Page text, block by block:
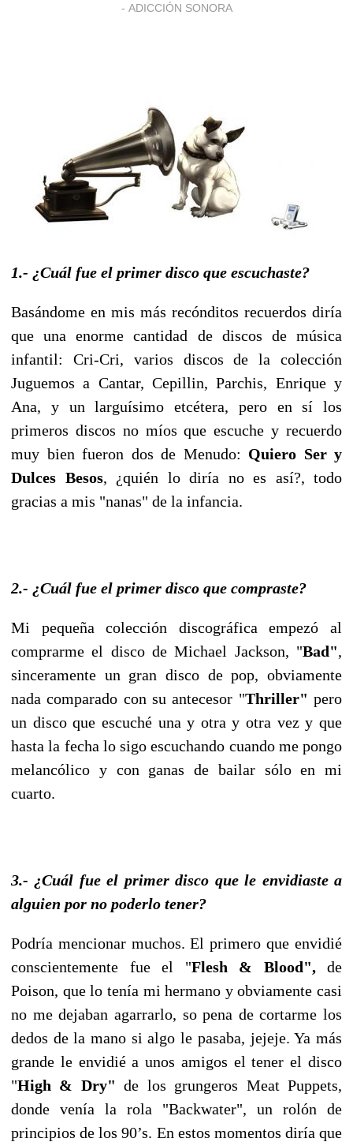
- ADICCIÓN SONORA
1.- ¿Cuál fue el primer disco que escuchaste?
Basándome en mis más recónditos recuerdos diría
que una enorme cantidad de discos de música
infantil: Cri-Cri, varios discos de la colección
Juguemos a Cantar, Cepillin, Parchis, Enrique y
Ana, y un larguísimo etcétera, pero en sí los
primeros discos no míos que escuche y recuerdo
muy bien fueron dos de Menudo: Quiero Ser y
Dulces Besos, ¿quién lo diría no es así?, todo
gracias a mis "nanas" de la infancia.
2.- ¿Cuál fue el primer disco que compraste?
Mi pequeña colección discográfica empezó al
comprarme el disco de Michael Jackson, "Bad",
sinceramente un gran disco de pop, obviamente
nada comparado con su antecesor "Thriller" pero
un disco que escuché una y otra y otra vez y que
hasta la fecha lo sigo escuchando cuando me pongo
melancólico y con ganas de bailar sólo en mi
cuarto.
3.- ¿Cuál fue el primer disco que le envidiaste a
alguien por no poderlo tener?
Podría mencionar muchos. El primero que envidié
conscientemente fue el "Flesh & Blood",de
Poison, que lo tenía mi hermano y obviamente casi
no me dejaban agarrarlo, so pena de cortarme los
dedos de la mano si algo le pasaba, jejeje. Ya más
grande le envidié a unos amigos el tener el disco
"High & Dry" de los grungeros Meat Puppets,
donde venía la rola "Backwater", un rolón de
principios de los 90’s. En estos momentos diría que